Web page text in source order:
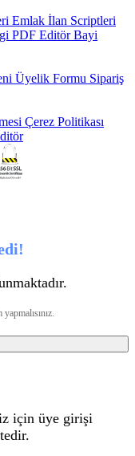
Emlak İlan Scriptleri
PDF EditörBayi
Üyelik Formu Sipariş
Çerez Politikası
için üye girişi